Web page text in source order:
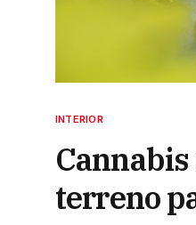
INTERIOR
terreno